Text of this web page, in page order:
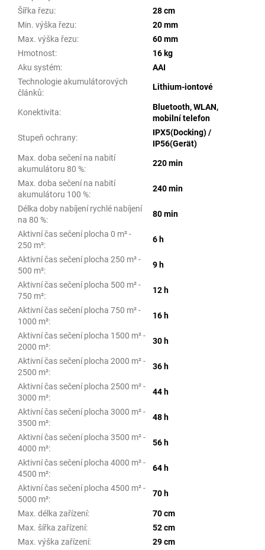
Šířka řezu:
28 cm
Min. výška řezu:
20 mm
Max. výška řezu:
60 mm
Hmotnost:
16 kg
Aku systém:
AAI
Technologie akumulátorových
článků:
Lithium-iontové
Konektivita:
Bluetooth, WLAN,
mobilní telefon
Stupeň ochrany:
IPX5(Docking) /
IP56(Gerät)
Max. doba sečení na nabití
akumulátoru 80 %:
220 min
Max. doba sečení na nabití
akumulátoru 100 %:
240 min
Délka doby nabíjení rychlé nabíjení
na 80 %:
80 min
Aktivní čas sečení plocha 0 m² -
250 m²:
6 h
Aktivní čas sečení plocha 250 m² -
500 m²:
9 h
Aktivní čas sečení plocha 500 m² -
750 m²:
12 h
Aktivní čas sečení plocha 750 m² -
1000 m²:
16 h
Aktivní čas sečení plocha 1500 m² -
2000 m²:
30 h
Aktivní čas sečení plocha 2000 m² -
2500 m²:
36 h
Aktivní čas sečení plocha 2500 m² -
3000 m²:
44 h
Aktivní čas sečení plocha 3000 m² -
3500 m²:
48 h
Aktivní čas sečení plocha 3500 m² -
4000 m²:
56 h
Aktivní čas sečení plocha 4000 m² -
4500 m²:
64 h
Aktivní čas sečení plocha 4500 m² -
5000 m²:
70 h
Max. délka zařízení:
70 cm
Max. šířka zařízení:
52 cm
Max. výška zařízení:
29 cm